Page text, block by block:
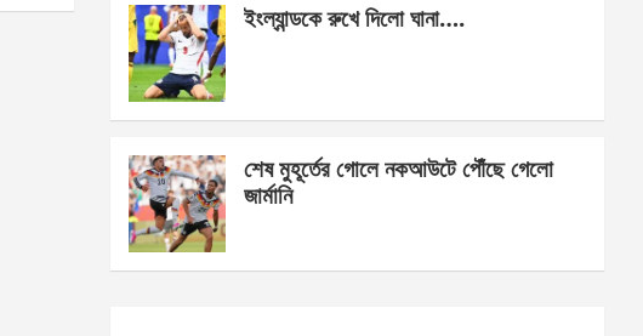
ইংল্যান্ডকে রুখে দিলো ঘানা….
শেষ মুহূর্তের গোলে নকআউটে পৌঁছে গেলো
জার্মানি